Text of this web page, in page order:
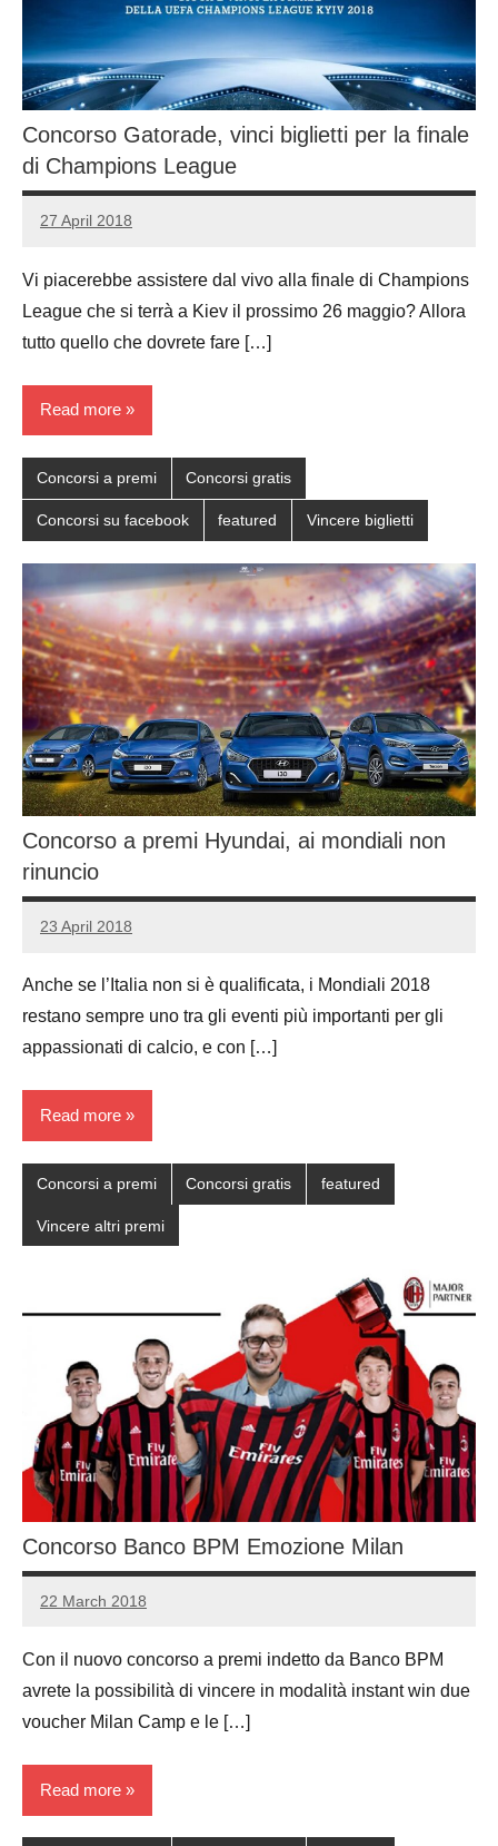
Concorso Gatorade, vinci biglietti per la finale
di Champions League
27 April 2018
Luca
No
Vi piacerebbe assistere dal vivo alla finale di Champions
League che si terrà a Kiev il prossimo 26 maggio? Allora
tutto quello che dovrete fare […]
Read more
Concorsi a premi Concorsi gratis
Concorsi su facebook featured Vincere biglietti
Concorso a premi Hyundai, ai mondiali non
rinuncio
23 April 2018
Luca
No
Anche se l’Italia non si è qualificata, i Mondiali 2018
restano sempre uno tra gli eventi più importanti per gli
appassionati di calcio, e con […]
Read more
Concorsi a premi Concorsi gratis featured
Vincere altri premi
Concorso Banco BPM Emozione Milan
22 March 2018
Luca
No
Con il nuovo concorso a premi indetto da Banco BPM
avrete la possibilità di vincere in modalità instant win due
voucher Milan Camp e le […]
Read more